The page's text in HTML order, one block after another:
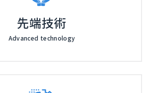
先端技術
Advanced technology